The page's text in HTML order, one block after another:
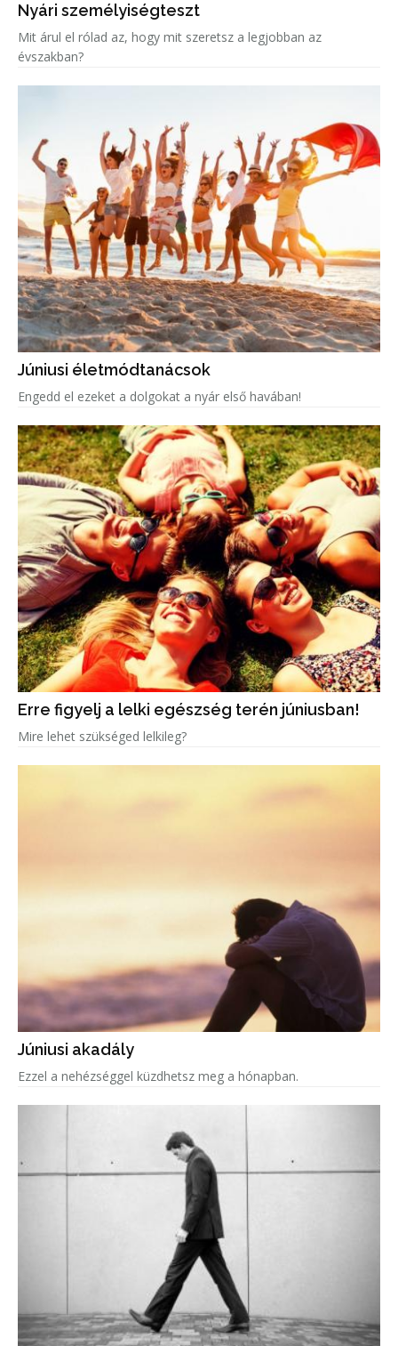
Nyári személyiségteszt
Mit árul el rólad az, hogy mit szeretsz a legjobban az
évszakban?
Júniusi életmódtanácsok
Engedd el ezeket a dolgokat a nyár első havában!
Erre figyelj a lelki egészség terén júniusban!
Mire lehet szükséged lelkileg?
Júniusi akadály
Ezzel a nehézséggel küzdhetsz meg a hónapban.